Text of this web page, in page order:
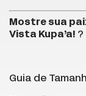
Mostre sua
Vista Kupa’a! ?
Guia de